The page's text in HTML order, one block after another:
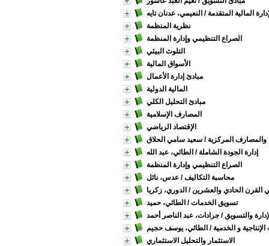
المالية المتقدمة / النعيمي، عدنان تايه
نظرية المنظمة
الصراع التنظيمي وإدارة المنظمة
التلوث البيئي
الأسواق المالية
مبادئ إدارة الأعمال
المالية الدولية
مبادئ التحليل الكلي
المصارف الإسلامية
الإقتصاد الرياضي
والمصارف المركزية / سعيد سامي الحلاق
إدارة الجودة الشاملة / الطائي، عبد الله
الصراع التنظيمي وإدارة المنظمة
محاسبة التكاليف/ عدس، نائل
القرن الحادي والعشرين/ الدوري، زكريا
تسويق الخدمات/ الطائي، حميد
والتسويق/ جرادات، عبد الناصر أحمد
و الخدمية / الطائي، يوسف حجيم
الاستثمار والتحليل الاستثماري